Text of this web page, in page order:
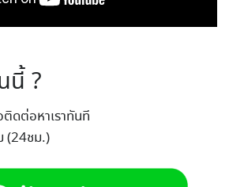
นี้ ?
ติดต่อหาเราทันที
(24ชม.)